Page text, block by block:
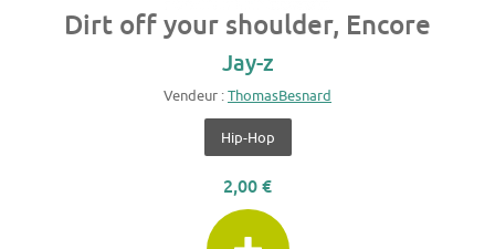
Dirt off your shoulder, Encore
Jay-z
Vendeur :ThomasBesnard
Hip-Hop
2,00 €